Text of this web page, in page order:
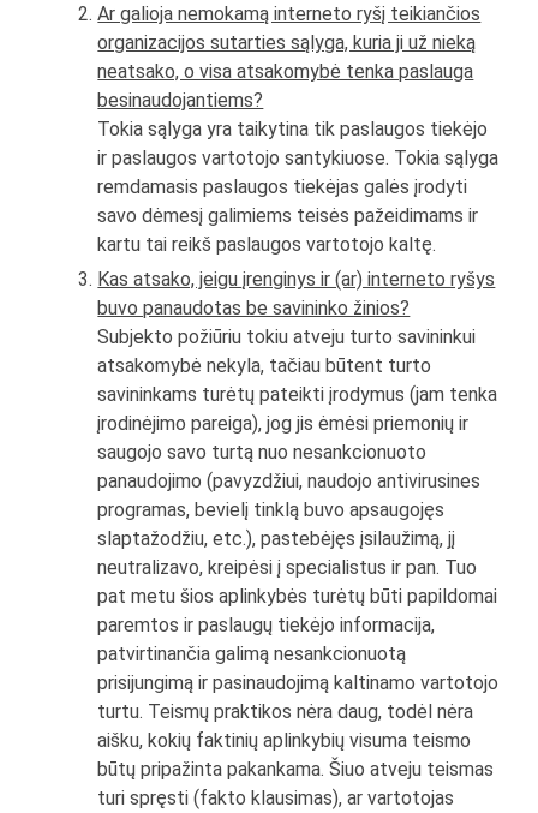
Ar galioja nemokamą interneto ryšį teikiančios
organizacijos sutarties sąlyga, kuria ji už nieką
neatsako, o visa atsakomybė tenka paslauga
besinaudojantiems?
Tokia sąlyga yra taikytina tik paslaugos tiekėjo
ir paslaugos vartotojo santykiuose. Tokia sąlyga
remdamasis paslaugos tiekėjas galės įrodyti
savo dėmesį galimiems teisės pažeidimams ir
kartu tai reikš paslaugos vartotojo kaltę.
Kas atsako, jeigu įrenginys ir (ar) interneto ryšys
buvo panaudotas be savininko žinios?
Subjekto požiūriu tokiu atveju turto savininkui
atsakomybė nekyla, tačiau būtent turto
savininkams turėtų pateikti įrodymus (jam tenka
įrodinėjimo pareiga), jog jis ėmėsi priemonių ir
saugojo savo turtą nuo nesankcionuoto
panaudojimo (pavyzdžiui, naudojo antivirusines
programas, bevielį tinklą buvo apsaugojęs
slaptažodžiu, etc.), pastebėjęs įsilaužimą, jį
neutralizavo, kreipėsi į specialistus ir pan. Tuo
pat metu šios aplinkybės turėtų būti papildomai
paremtos ir paslaugų tiekėjo informacija,
patvirtinančia galimą nesankcionuotą
prisijungimą ir pasinaudojimą kaltinamo vartotojo
turtu. Teismų praktikos nėra daug, todėl nėra
aišku, kokių faktinių aplinkybių visuma teismo
būtų pripažinta pakankama. Šiuo atveju teismas
turi spręsti (fakto klausimas), ar vartotojas